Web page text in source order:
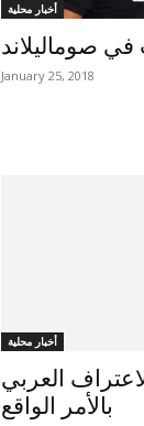
أخبار محلية
في صوماليلاند
January 25, 2018
أخبار محلية
العربي
بالأمر الواقع